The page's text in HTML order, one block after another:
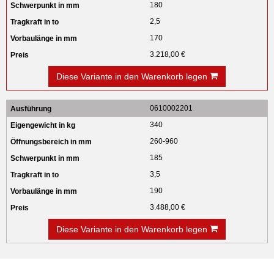
180
2,5
170
3.218,00 €
Diese Variante in den Warenkorb legen
0610002201
340
260-960
185
3,5
190
3.488,00 €
Diese Variante in den Warenkorb legen